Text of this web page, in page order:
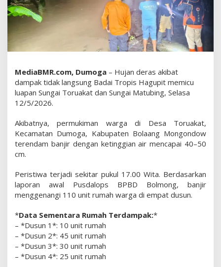
b
u
a
B
P
B
4
D
u
u
n
T
e
MediaBMR.com, Dumoga – Hujan deras akibat
dampak tidak langsung Badai Tropis Hagupit memicu
luapan Sungai Toruakat dan Sungai Matubing, Selasa
12/5/2026.
Akibatnya, permukiman warga di Desa Toruakat,
Kecamatan Dumoga, Kabupaten Bolaang Mongondow
terendam banjir dengan ketinggian air mencapai 40–50
cm.
Peristiwa terjadi sekitar pukul 17.00 Wita. Berdasarkan
laporan awal Pusdalops BPBD Bolmong, banjir
menggenangi 110 unit rumah warga di empat dusun.
*Data Sementara Rumah Terdampak:*
– *Dusun 1*: 10 unit rumah
– *Dusun 2*: 45 unit rumah
– *Dusun 3*: 30 unit rumah
– *Dusun 4*: 25 unit rumah